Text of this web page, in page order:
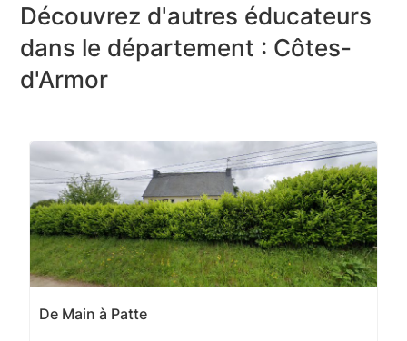
Découvrez d'autres éducateurs
dans le département : Côtes-
d'Armor
De Main à Patte